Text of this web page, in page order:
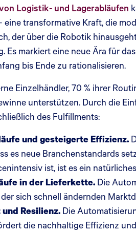
Logistik- und Lagerabläufen
eine transformative Kraft, die
der über die Robotik
Es markiert eine neue Ära für
bis Ende zu rationalisieren.
Einzelhändler, 70 % ihrer
unterstützen. Durch die
des Fulfillments:
und gesteigerte Effizienz.
es neue Branchenstandards
ist, ist es ein
in der Lieferkette. Die
sich schnell ändernden
Resilienz. Die
die nachhaltige Effizienz